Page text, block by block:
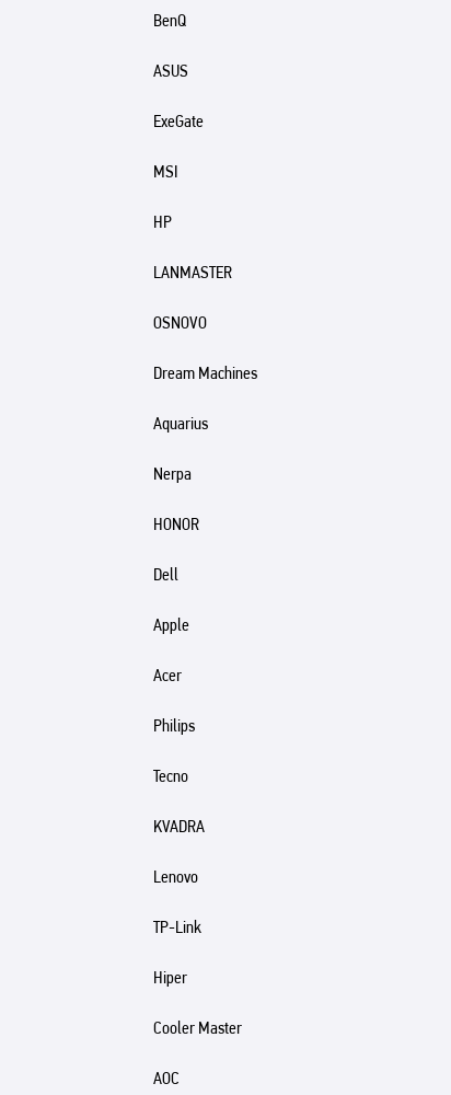
BenQ
ASUS
ExeGate
MSI
HP
LANMASTER
OSNOVO
Dream Machines
Aquarius
Nerpa
HONOR
Dell
Apple
Acer
Philips
Tecno
KVADRA
Lenovo
TP-Link
Hiper
Cooler Master
AOC